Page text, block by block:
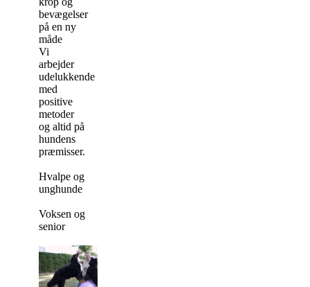
bevægelser
på en ny
måde
Vi
arbejder
udelukkende
med
positive
metoder
og altid på
hundens
præmisser.
Hvalpe og
unghunde
Voksen og
senior